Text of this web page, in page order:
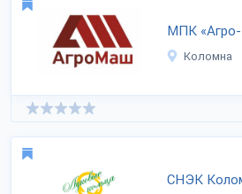
МПК
Коломна
СНЭК